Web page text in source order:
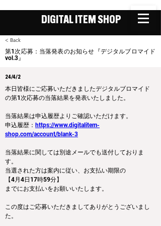
DIGITAL ITEM SHOP
< Back
第1次応募：当落発表のお知らせ『デジタルブロマイド
vol.3』
24/4/2
本日皆様にご応募いただきましたデジタルブロマイド
の第1次応募の当落結果を発表いたしました。
当落結果は申込履歴よりご確認いただけます。
申込履歴： https://www.digitalitem-
shop.com/account/blank-3
当落結果に関しては別途メールでも送付しておりま
す。
当選された方は案内に従い、お支払い期限の
【4月4日17時59分】
までにお支払いをお願いいたします。
この度はご応募いただきましてありがとうございまし
た。